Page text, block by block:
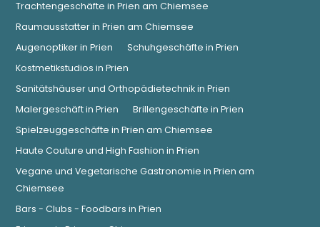
Trachtengeschäfte in Prien am Chiemsee
Raumausstatter in Prien am Chiemsee
Augenoptiker in Prien
Schuhgeschäfte in Prien
Kostmetikstudios in Prien
Sanitätshäuser und Orthopädietechnik in Prien
Malergeschäft in Prien
Brillengeschäfte in Prien
Spielzeuggeschäfte in Prien am Chiemsee
Haute Couture und High Fashion in Prien
Vegane und Vegetarische Gastronomie in Prien am
Chiemsee
Bars - Clubs - Foodbars in Prien